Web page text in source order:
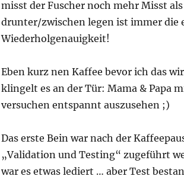
misst der Fuscher noch mehr Misst
drunter/zwischen legen ist immer die
Wiederholgenauigkeit!
Eben kurz nen Kaffee bevor ich das
klingelt es an der Tür: Mama & Papa
versuchen entspannt auszusehen ;)
Das erste Bein war nach der
„Validation und Testing“ zugeführt
war es etwas lediert … aber Test